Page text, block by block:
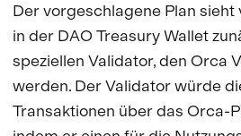
Der vorgeschlagene Plan sieht
in der DAO Treasury Wallet
speziellen Validator, den Orca
werden. Der Validator würde
Transaktionen über das Orca-